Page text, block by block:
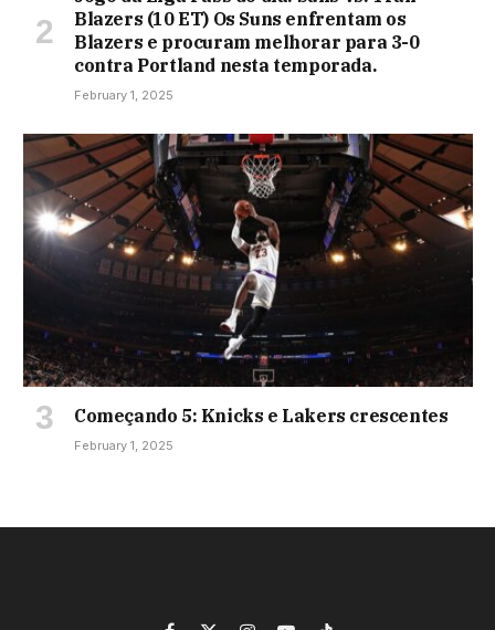
Blazers (10 ET) Os Suns enfrentam os
Blazers e procuram melhorar para 3-0
contra Portland nesta temporada.
February 1, 2025
Começando 5: Knicks e Lakers crescentes
February 1, 2025